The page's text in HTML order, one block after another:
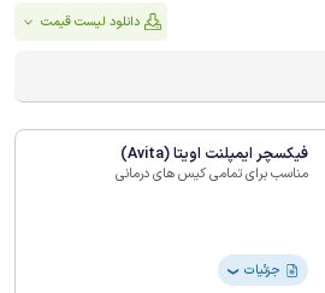
دانلود لیست قیمت
فیکسچر ایمپلنت اویتا (Avita)
مناسب برای تمامی کیس های درمانی
جزئیات ❯